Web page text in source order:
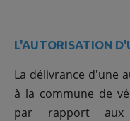
L'AUTORISATION
La délivrance d'une
à la commune de
par rapport aux